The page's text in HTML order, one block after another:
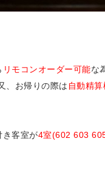
リモコンオーダー可能な
、お帰りの際は 自動精算
き客室が4室(602 603